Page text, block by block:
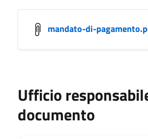
mandato-di-
Ufficio
documento